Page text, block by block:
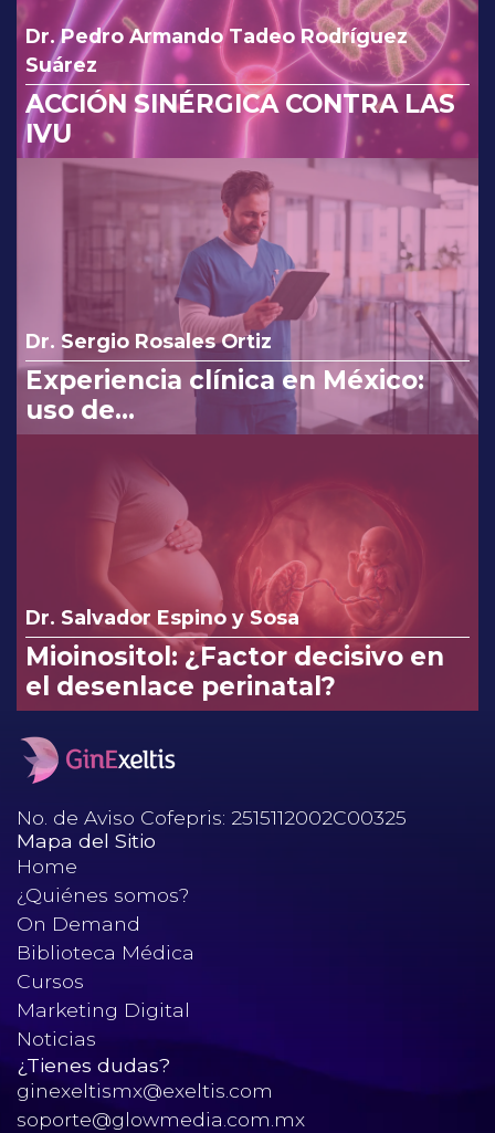
Dr. Pedro Armando Tadeo Rodríguez
Suárez
ACCIÓN SINÉRGICA CONTRA LAS
IVU
Dr. Sergio Rosales Ortiz
Experiencia clínica en México:
uso de
clindamicina/ketoconazol/lidocaí
na en el tratamiento de
infecciones vaginales.
Dr. Salvador Espino y Sosa
Mioinositol: ¿Factor decisivo en
el desenlace perinatal?
No. de Aviso Cofepris: 2515112002C00325
Mapa del Sitio
Home
¿Quiénes somos?
On Demand
Biblioteca Médica
Cursos
Marketing Digital
Noticias
¿Tienes dudas?
ginexeltismx@exeltis.com
soporte@glowmedia.com.mx